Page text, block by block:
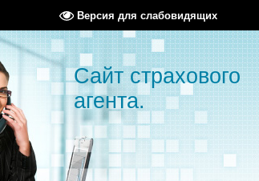
Версия для слабовидящих
Сайт страхового
агента.